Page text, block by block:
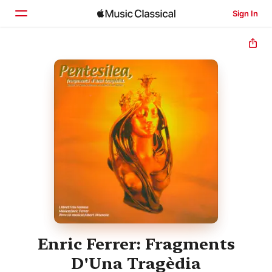
Sign In
Home
Browse
Enric Ferrer: Fragments
D'Una Tragèdia